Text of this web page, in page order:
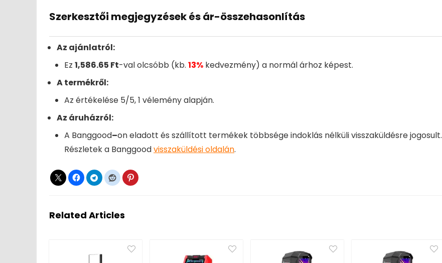
Szerkesztői megjegyzések és ár-összehasonlítás
Az ajánlatról:
Ez 1,586.65 Ft-val olcsóbb (kb. 13% kedvezmény) a normál árhoz képest.
A termékről:
Az értékelése 5/5, 1 vélemény alapján.
Az áruházról:
A Banggood–on eladott és szállított termékek többsége indoklás nélküli visszaküldésre jogosult.
Részletek a Banggoodvisszaküldési oldalán.
Related Articles